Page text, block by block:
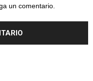
un comentario.